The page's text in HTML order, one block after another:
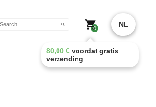
0
80,00 € voordat gratis
verzending
NL